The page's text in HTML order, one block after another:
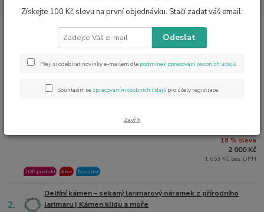
Minerály od A do Z Larimar
Larimar
Nejprodávanější
TOP produkt Akce Novinka
18 % sleva
2 000 Kč
1 653 Kč bez DPH
2.
Delfíní kámen – sekaný larimarový náramek z přírodního
larimaru | Kámen klidu a moře
Získejte 100 Kč slevu na první objednávku. Stačí zadat váš email:
Odeslat
Přeji si odebírat novinky e-mailem dle podmínek zpracování osobních údajů.
Souhlasím se zpracováním osobních údajů pro účely registrace.
Zavřít